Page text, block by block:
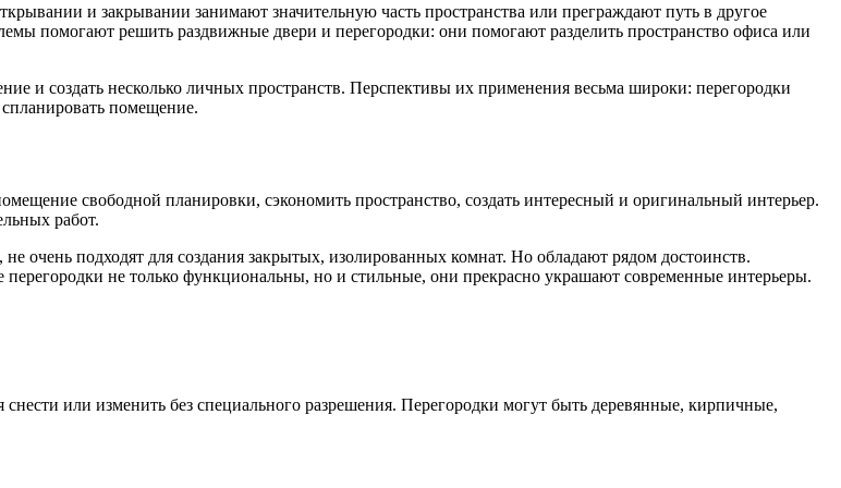
и закрывании занимают значительную часть пространства или преграждают путь в другое
помогают решить раздвижные двери и перегородки: они помогают разделить пространство офиса или
и создать несколько личных пространств. Перспективы их применения весьма широки: перегородки
помещение.
свободной планировки, сэкономить пространство, создать интересный и оригинальный интерьер.
работ.
очень подходят для создания закрытых, изолированных комнат. Но обладают рядом достоинств.
не только функциональны, но и стильные, они прекрасно украшают современные интерьеры.
или изменить без специального разрешения. Перегородки могут быть деревянные, кирпичные,